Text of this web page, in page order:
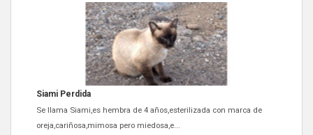
Siami Perdida
Se llama Siami,es hembra de 4 años,esterilizada con marca de
oreja,cariñosa,mimosa pero miedosa,e...